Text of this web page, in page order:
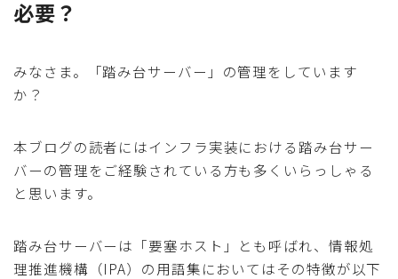
必要？
みなさま。「踏み台サーバー」の管理をしています
か？
本ブログの読者にはインフラ実装における踏み台サー
バーの管理をご経験されている方も多くいらっしゃる
と思います。
踏み台サーバーは「要塞ホスト」とも呼ばれ、情報処
理推進機構（IPA）の用語集においてはその特徴が以下